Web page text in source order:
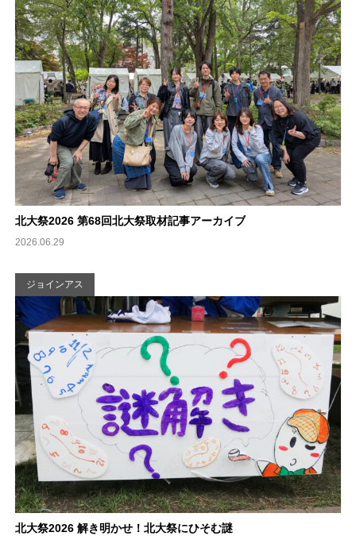
北大祭2026 第68回北大祭取材記事アーカイブ
2026.06.29
ジョインアス
北大祭2026 解き明かせ！北大祭にひそむ謎